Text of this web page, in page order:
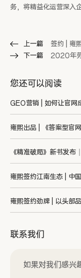
务，将精益化运营深入企
上一篇
签约 | 雍
下一篇
2020年劳
您还可以阅读
GEO营销 | 如何让官网
雍熙出品 | 《答案型官
《精准破局》新书发布
雍熙签约江南生态 | 中
雍熙签约劲牌 | 以头部
联系我们
如果对我们感兴